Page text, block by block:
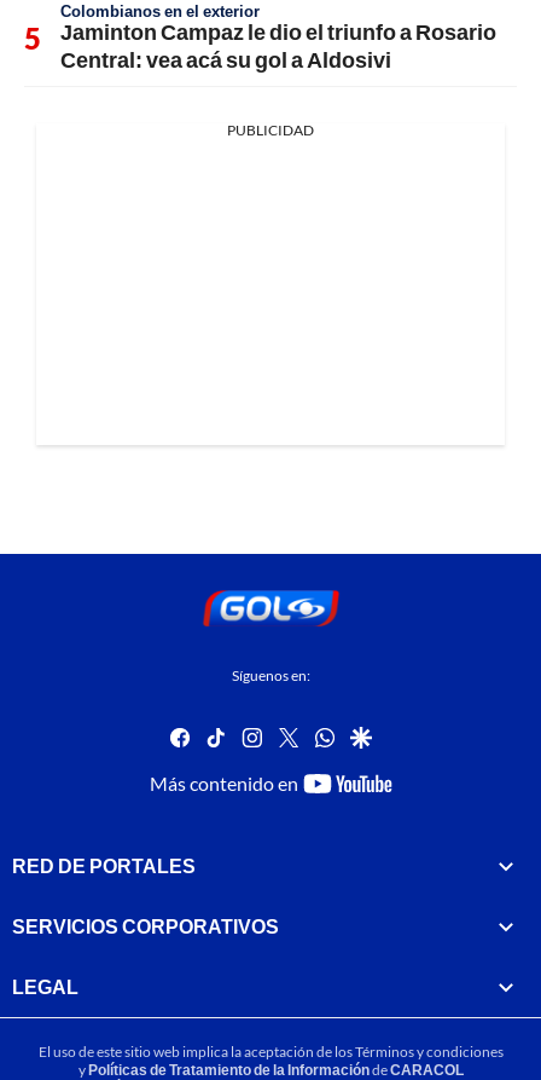
Colombianos en el exterior
Jaminton Campaz le dio el triunfo a Rosario
Central: vea acá su gol a Aldosivi
PUBLICIDAD
Síguenos en:
facebook
tiktok instagram
twitterwhatsapp
google
Más contenido en
youtube-
RED DE PORTALES
SERVICIOS CORPORATIVOS
LEGAL
El uso de este sitio web implica la aceptación de losTérminos y condiciones
yPolíticas de Tratamiento de la InformacióndeCARACOL